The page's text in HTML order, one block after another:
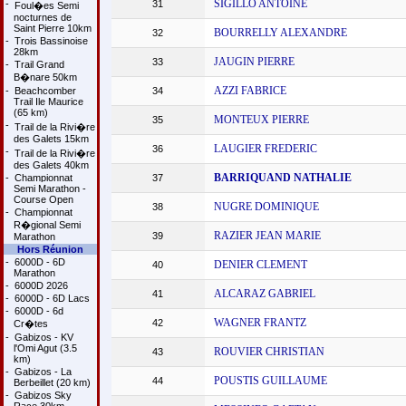
- Foul�es Semi
nocturnes de
Saint Pierre 10km
- Trois Bassinoise
28km
- Trail Grand
B�nare 50km
- Beachcomber
Trail Ile Maurice
(65 km)
- Trail de la Rivi�re
des Galets 15km
- Trail de la Rivi�re
des Galets 40km
- Championnat
Semi Marathon -
Course Open
- Championnat
R�gional Semi
Marathon
Hors Réunion
- 6000D - 6D
Marathon
- 6000D 2026
- 6000D - 6D Lacs
- 6000D - 6d
Cr�tes
- Gabizos - KV
l'Omi Agut (3.5
km)
- Gabizos - La
Berbeillet (20 km)
- Gabizos Sky
31 SIGILLO ANTOINE
32 BOURRELLY ALEXANDRE
33 JAUGIN PIERRE
34 AZZI FABRICE
35 MONTEUX PIERRE
36 LAUGIER FREDERIC
37 BARRIQUAND NATHALIE
38 NUGRE DOMINIQUE
39 RAZIER JEAN MARIE
40 DENIER CLEMENT
41 ALCARAZ GABRIEL
42 WAGNER FRANTZ
43 ROUVIER CHRISTIAN
44 POUSTIS GUILLAUME